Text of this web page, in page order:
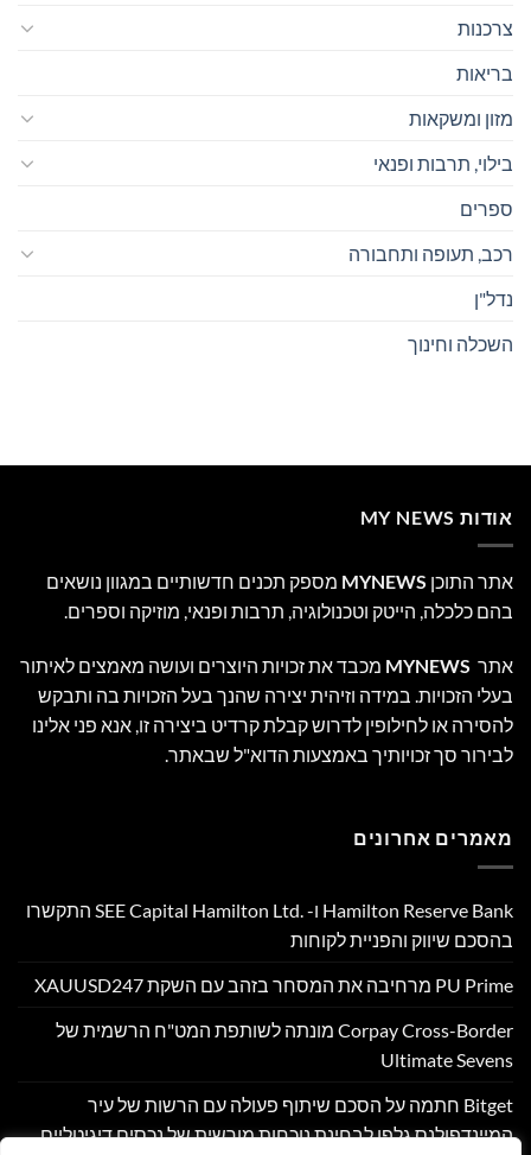
צרכנות
בריאות
מזון ומשקאות
בילוי, תרבות ופנאי
ספרים
רכב, תעופה ותחבורה
נדל"ן
השכלה וחינוך
אודות MY NEWS
אתר התוכן MYNEWS מספק תכנים חדשותיים במגוון נושאים
בהם כלכלה, הייטק וטכנולוגיה, תרבות ופנאי, מוזיקה וספרים.
אתר MYNEWS מכבד את זכויות היוצרים ועושה מאמצים לאיתור
בעלי הזכויות. במידה וזיהית יצירה שהנך בעל הזכויות בה ותבקש
להסירה או לחילופין לדרוש קבלת קרדיט ביצירה זו, אנא פני אלינו
לבירור סך זכויותיך באמצעות הדוא"ל שבאתר.
מאמרים אחרונים
Hamilton Reserve Bank ו- SEE Capital Hamilton Ltd.‎ התקשרו
בהסכם שיווק והפניית לקוחות
PU Prime מרחיבה את המסחר בזהב עם השקת XAUUSD247
Corpay Cross-Border מונתה לשותפת המט"ח הרשמית של
Ultimate Sevens
Bitget חתמה על הסכם שיתוף פעולה עם הרשות של עיר
המיינדפולנס גלפו לבחינת נוכחות מורשית של נכסים דיגיטליים